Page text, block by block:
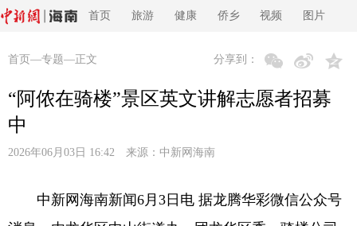
首页 旅游 健康 侨乡 视频 图片
首页 —专题—正文 分享到：
“阿侬在骑楼”景区英文讲解志愿者招募
中
2026年06月03日 16:42 来源： 中新网海南
中新网海南新闻6月3日电 据龙腾华彩微信公众号